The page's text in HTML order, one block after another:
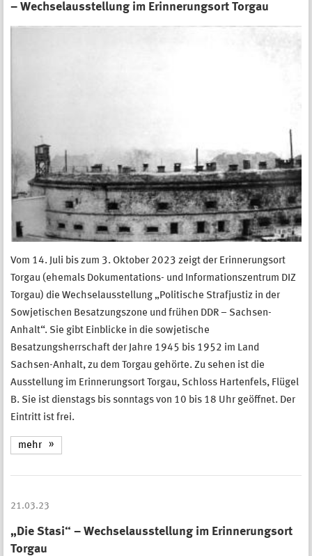
– Wechselausstellung im Erinnerungsort Torgau
Vom 14. Juli bis zum 3. Oktober 2023 zeigt der Erinnerungsort
Torgau (ehemals Dokumentations- und Informationszentrum DIZ
Torgau) die Wechselausstellung „Politische Strafjustiz in der
Sowjetischen Besatzungszone und frühen DDR – Sachsen-
Anhalt“. Sie gibt Einblicke in die sowjetische
Besatzungsherrschaft der Jahre 1945 bis 1952 im Land
Sachsen-Anhalt, zu dem Torgau gehörte. Zu sehen ist die
Ausstellung im Erinnerungsort Torgau, Schloss Hartenfels, Flügel
B. Sie ist dienstags bis sonntags von 10 bis 18 Uhr geöffnet. Der
Eintritt ist frei.
mehr
21.03.23
„Die Stasi“ – Wechselausstellung im Erinnerungsort
Torgau